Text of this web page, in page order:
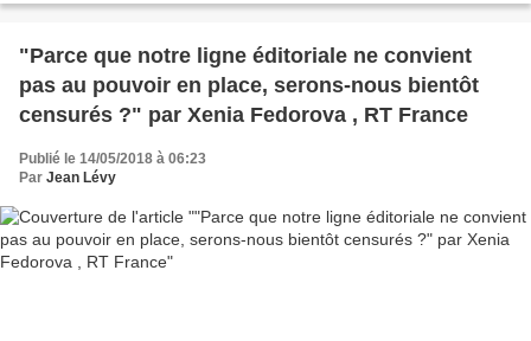
"Parce que notre ligne éditoriale ne convient
pas au pouvoir en place, serons-nous bientôt
censurés ?" par Xenia Fedorova , RT France
Publié le 14/05/2018 à 06:23
Par Jean Lévy